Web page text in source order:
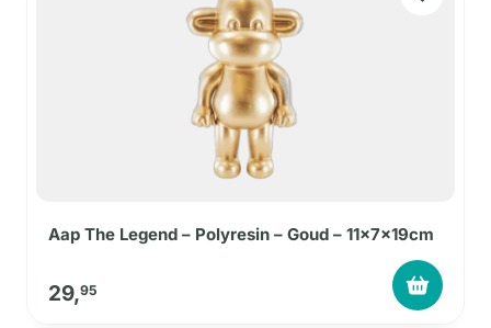
Aap The Legend – Polyresin – Goud – 11x7x19cm
29,95